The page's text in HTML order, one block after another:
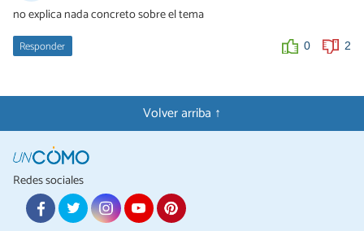
no explica nada concreto sobre el tema
Responder 0 2
Volver arriba ↑
Redes sociales